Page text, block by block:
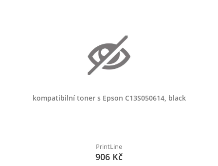
kompatibilní toner s Epson C13S050614, black
PrintLine
906 Kč